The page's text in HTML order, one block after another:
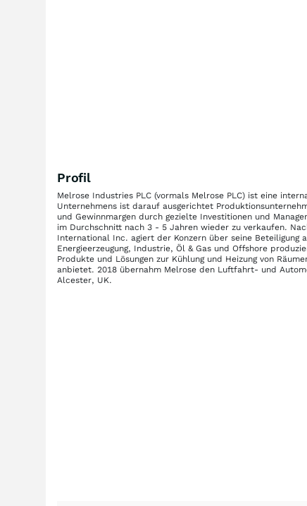
Profil
Melrose Industries PLC (vormals Melrose PLC) ist eine
Unternehmens ist darauf ausgerichtet
und Gewinnmargen durch gezielte Investitionen und
im Durchschnitt nach 3 - 5 Jahren wieder zu verkaufen.
International Inc. agiert der Konzern über seine Beteiligung
Energieerzeugung, Industrie, Öl & Gas und Offshore
Produkte und Lösungen zur Kühlung und Heizung von
anbietet. 2018 übernahm Melrose den Luftfahrt- und
Alcester, UK.